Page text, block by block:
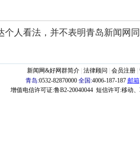
个人看法，并不表明青岛新闻网